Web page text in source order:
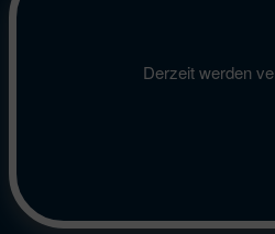
Derzeit werden